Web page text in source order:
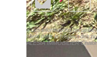
« Les informations
client dans le respect des
ALESIA IMMOBILIER